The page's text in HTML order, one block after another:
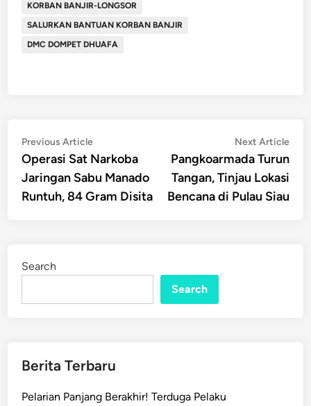
KORBAN BANJIR-LONGSOR
SALURKAN BANTUAN KORBAN BANJIR
​​DMC DOMPET DHUAFA
Post
navigation
Previous ArticlePrevious
article:
Operasi Sat Narkoba
Jaringan Sabu Manado
Runtuh, 84 Gram Disita
Next Article
Pangkoarmada Turun
Tangan, Tinjau Lokasi
Bencana di Pulau Siau
Search
Search
Berita Terbaru
Pelarian Panjang Berakhir! Terduga Pelaku